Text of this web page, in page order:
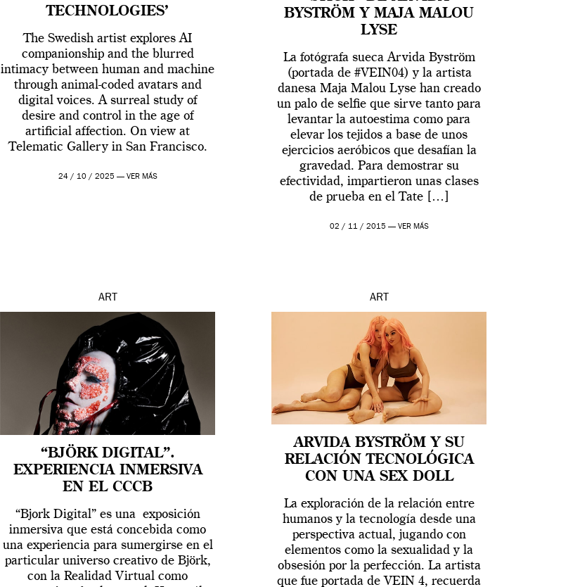
TECHNOLOGIES’
The Swedish artist explores AI
companionship and the blurred
intimacy between human and machine
through animal-coded avatars and
digital voices. A surreal study of
desire and control in the age of
artificial affection. On view at
Telematic Gallery in San Francisco.
24 / 10 / 2025 — VER MÁS
BYSTRÖM Y MAJA MALOU
LYSE
La fotógrafa sueca Arvida Byström
(portada de #VEIN04) y la artista
danesa Maja Malou Lyse han creado
un palo de selfie que sirve tanto para
levantar la autoestima como para
elevar los tejidos a base de unos
ejercicios aeróbicos que desafían la
gravedad. Para demostrar su
efectividad, impartieron unas clases
de prueba en el Tate […]
02 / 11 / 2015 — VER MÁS
ART
“BJÖRK DIGITAL”.
EXPERIENCIA INMERSIVA
EN EL CCCB
“Bjork Digital” es una exposición
inmersiva que está concebida como
una experiencia para sumergirse en el
particular universo creativo de Björk,
con la Realidad Virtual como
ART
ARVIDA BYSTRÖM Y SU
RELACIÓN TECNOLÓGICA
CON UNA SEX DOLL
La exploración de la relación entre
humanos y la tecnología desde una
perspectiva actual, jugando con
elementos como la sexualidad y la
obsesión por la perfección. La artista
que fue portada de VEIN 4, recuerda